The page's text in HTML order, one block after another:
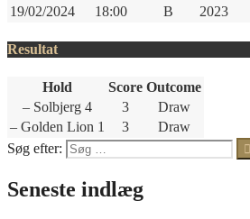
19/02/2024
18:00 B 2023
Resultat
Hold Score Outcome
– Solbjerg 4
3
Draw
– Golden Lion 1
3
Draw
Søg efter:
Seneste indlæg